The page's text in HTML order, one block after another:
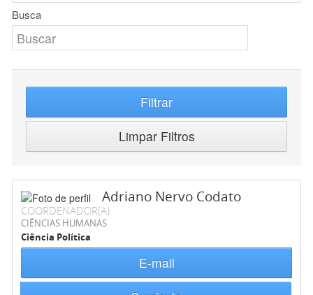
Busca
Filtrar
Limpar Filtros
Adriano Nervo Codato
COORDENADOR(A)
CIÊNCIAS HUMANAS
Ciência Política
E-mail